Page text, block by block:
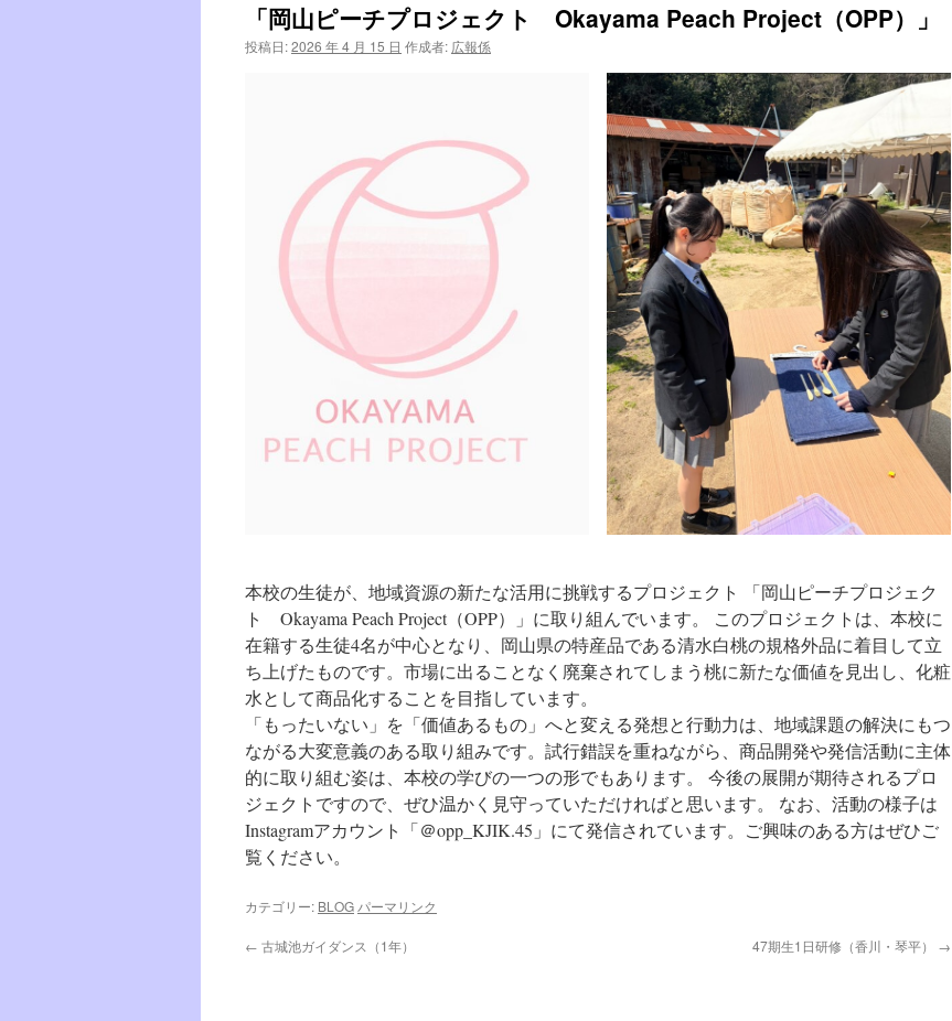
「岡山ピーチプロジェクト Okayama Peach Project（OPP）」
投稿日:2026 年 4 月 15 日 作成者: 広報係
本校の生徒が、地域資源の新たな活用に挑戦するプロジェクト 「岡山ピーチプロジェク
ト Okayama Peach Project（OPP）」に取り組んでいます。 このプロジェクトは、本校に
在籍する生徒4名が中心となり、岡山県の特産品である清水白桃の規格外品に着目して立
ち上げたものです。市場に出ることなく廃棄されてしまう桃に新たな価値を見出し、化粧
水として商品化することを目指しています。
「もったいない」を「価値あるもの」へと変える発想と行動力は、地域課題の解決にもつ
ながる大変意義のある取り組みです。試行錯誤を重ねながら、商品開発や発信活動に主体
的に取り組む姿は、本校の学びの一つの形でもあります。 今後の展開が期待されるプロ
ジェクトですので、ぜひ温かく見守っていただければと思います。 なお、活動の様子は
Instagramアカウント「＠opp_KJIK.45」にて発信されています。ご興味のある方はぜひご
覧ください。
カテゴリー: BLOG パーマリンク
← 古城池ガイダンス（1年） 47期生1日研修（香川・琴平） →